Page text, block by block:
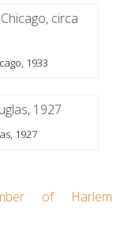
1933
1927
of Harlem